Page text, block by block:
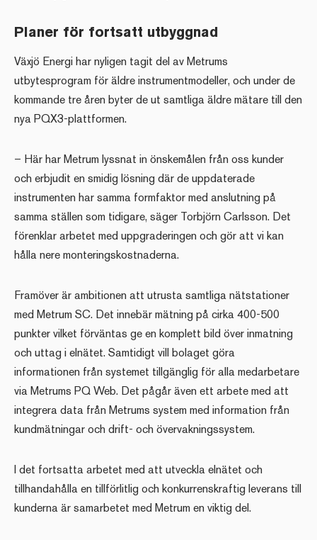
Planer för fortsatt utbyggnad
Växjö Energi har nyligen tagit del av Metrums
utbytesprogram för äldre instrumentmodeller, och under de
kommande tre åren byter de ut samtliga äldre mätare till den
nya PQX3-plattformen.
– Här har Metrum lyssnat in önskemålen från oss kunder
och erbjudit en smidig lösning där de uppdaterade
instrumenten har samma formfaktor med anslutning på
samma ställen som tidigare, säger Torbjörn Carlsson. Det
förenklar arbetet med uppgraderingen och gör att vi kan
hålla nere monteringskostnaderna.
Framöver är ambitionen att utrusta samtliga nätstationer
med Metrum SC. Det innebär mätning på cirka 400-500
punkter vilket förväntas ge en komplett bild över inmatning
och uttag i elnätet. Samtidigt vill bolaget göra
informationen från systemet tillgänglig för alla medarbetare
via Metrums PQ Web. Det pågår även ett arbete med att
integrera data från Metrums system med information från
kundmätningar och drift- och övervakningssystem.
I det fortsatta arbetet med att utveckla elnätet och
tillhandahålla en tillförlitlig och konkurrenskraftig leverans till
kunderna är samarbetet med Metrum en viktig del.